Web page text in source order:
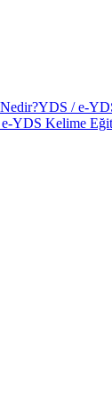
YDS / e-
YDS Kelime